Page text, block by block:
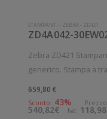
STAMPANTI - ZEBRA - ZD421
Zebra ZD421 Stampante compatta da scrivania ad uso
generico. Stampa a
Risoluzione di
Supporto di stampa:
659,80 €
Sconto: 43%
540,82€ Iva: